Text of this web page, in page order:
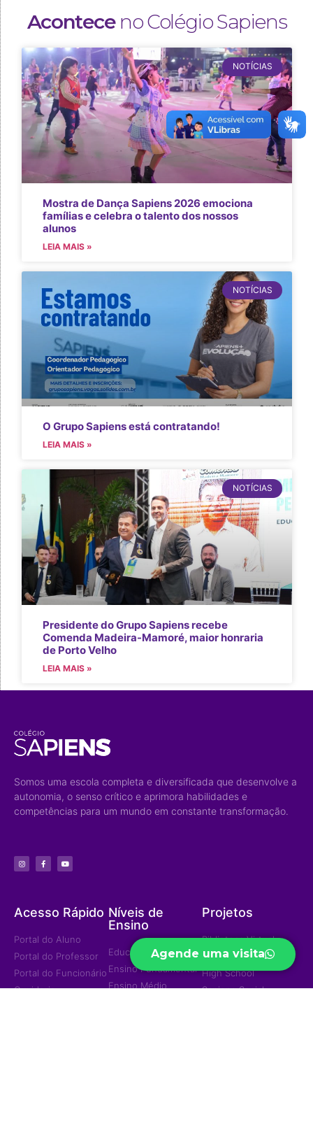
Aconteceno Colégio Sapiens
NOTÍCIAS
Mostra de Dança Sapiens 2026 emociona
famílias e celebra o talento dos nossos
alunos
LEIA MAIS »
NOTÍCIAS
O Grupo Sapiens está contratando!
LEIA MAIS »
NOTÍCIAS
Presidente do Grupo Sapiens recebe
Comenda Madeira-Mamoré, maior honraria
de Porto Velho
LEIA MAIS »
Agende uma visita
Somos uma escola completa e diversificada que desenvolve a
autonomia, o senso crítico e aprimora habilidades e
competências para um mundo em constante transformação.
Acesso Rápido
Portal do Aluno
Portal do Professor
Portal do Funcionário
Ouvidoria
Níveis de
Ensino
Educação Infantil
Ensino Fundamental
Ensino Médio
Projetos
Biblioteca Virtual
Curso Preparatório
High School
Sapiens Social